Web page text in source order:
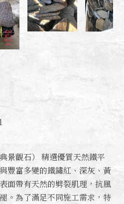
景觀石） 精選優質天然鐵平
豐富多變的鐵鏽紅、深灰、黃
面帶有天然的劈裂肌理，抗風
。為了滿足不同施工需求，特